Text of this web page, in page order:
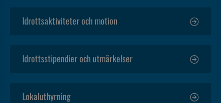
Idrottsaktiviteter och motion
Idrottsstipendier och utmärkelser
Lokaluthyrning